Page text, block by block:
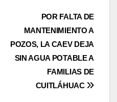
POR FALTA DE
MANTENIMIENTO A
POZOS, LA CAEV DEJA
SIN AGUA POTABLE A
FAMILIAS DE
CUITLÁHUAC